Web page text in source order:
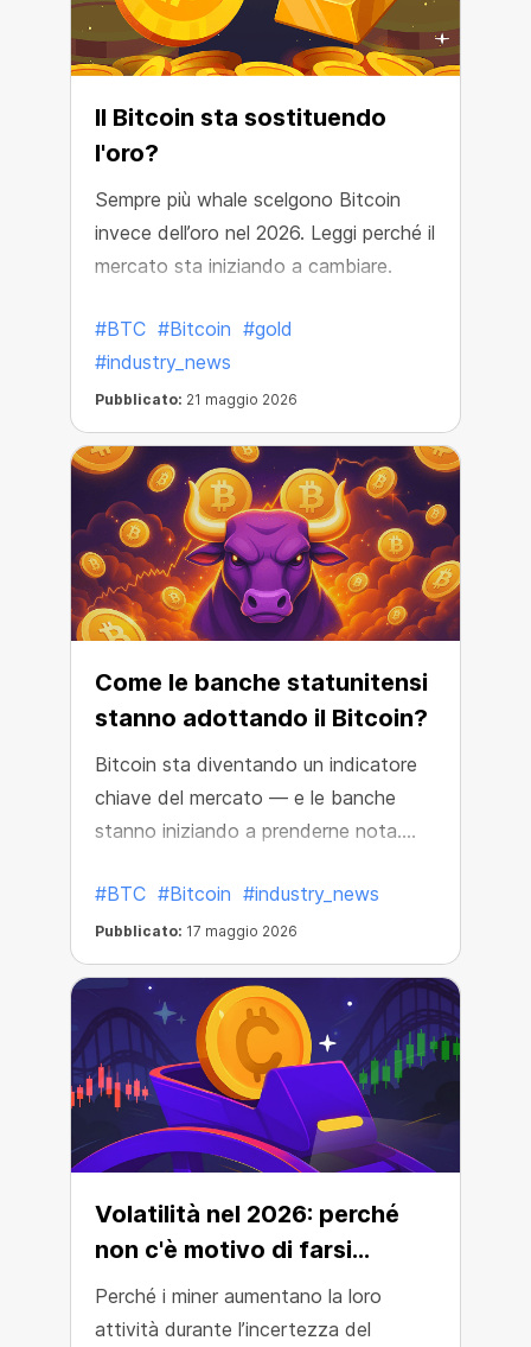
Il Bitcoin sta sostituendo
l'oro?
Sempre più whale scelgono Bitcoin
invece dell’oro nel 2026. Leggi perché il
mercato sta iniziando a cambiare.
#BTC #Bitcoin #gold
#industry_news
Pubblicato: 21 maggio 2026
Come le banche statunitensi
stanno adottando il Bitcoin?
Bitcoin sta diventando un indicatore
chiave del mercato — e le banche
stanno iniziando a prenderne nota.
#BTC #Bitcoin #industry_news
Pubblicato: 17 maggio 2026
Volatilità nel 2026: perché
non c'è motivo di farsi
prendere dal panico
Perché i miner aumentano la loro
attività durante l’incertezza del